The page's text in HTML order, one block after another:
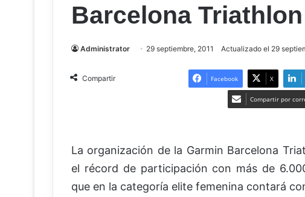
Barcelona
Administrator 29 septiembre, 2011 Actualizado el 29
Compartir Facebook X
Compartir por
La organización de la Garmin Barcelona
el récord de participación con más de
que en la categoría elite femenina contará